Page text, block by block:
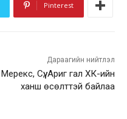
Pinterest
Дараагийн нийтлэл
Мерекс, Сүү, Ариг гал ХК-ийн
ханш өсөлттэй байлаа